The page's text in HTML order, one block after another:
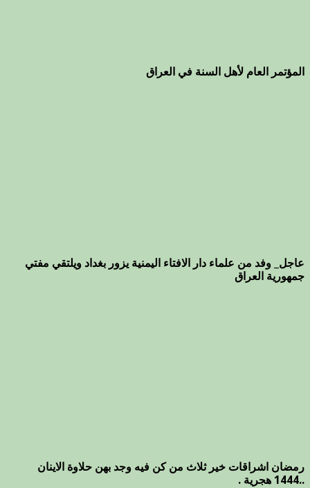
المؤتمر العام لأهل السنة في العراق
عاجل_ وفد من علماء دار الافتاء اليمنية يزور بغداد ويلتقي مفتي
جمهورية العراق
رمضان اشراقات خير ثلاث من كن فيه وجد بهن حلاوة الاينان
..1444 هجرية .